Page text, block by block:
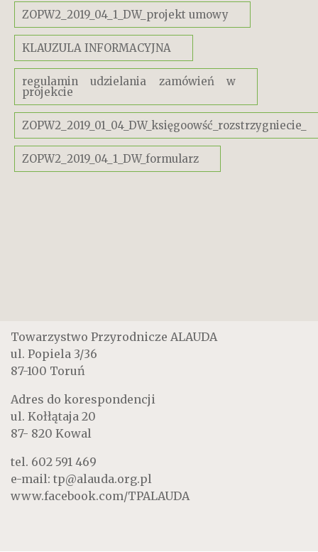
ZOPW2_2019_04_1_DW_projekt umowy
KLAUZULA INFORMACYJNA
regulamin udzielania zamówień w
projekcie
ZOPW2_2019_01_04_DW_księgoowść_rozstrzygniecie_
ZOPW2_2019_04_1_DW_formularz
Towarzystwo Przyrodnicze ALAUDA
ul. Popiela 3/36
87-100 Toruń
Adres do korespondencji
ul. Kołłątaja 20
87- 820 Kowal
tel. 602 591 469
e-mail: tp@alauda.org.pl
www.facebook.com/TPALAUDA